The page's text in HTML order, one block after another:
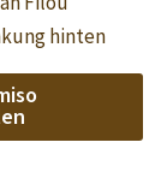
hinten